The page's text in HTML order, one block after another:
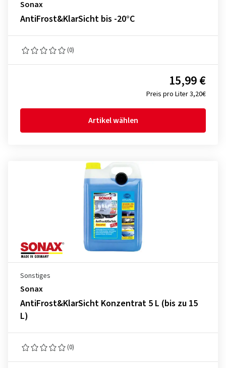
Sonax
AntiFrost&KlarSicht bis -20°C
(0)
Preis pro Liter 3,20€
15,99 €
Artikel wählen
Sonstiges
Sonax
AntiFrost&KlarSicht Konzentrat 5 L (bis zu 15
L)
(0)